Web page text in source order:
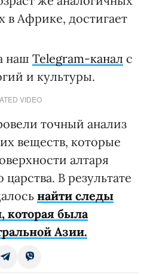
в Африке, достигает
наш Telegram-канал с
и культуры.
VIDEO
точный анализ
веществ, которые
алтаря
В результате
найти следы
которая была
Азии.